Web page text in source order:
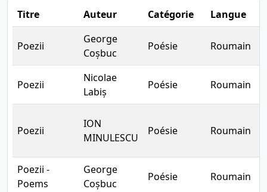
Titre Auteur Catégorie Langue
Poezii
George
Coșbuc
Poésie Roumain
Poezii
Nicolae
Labiș
Poésie Roumain
Poezii
ION
MINULESCU
Poésie Roumain
Poezii -
Poems
George
Coșbuc
Poésie Roumain